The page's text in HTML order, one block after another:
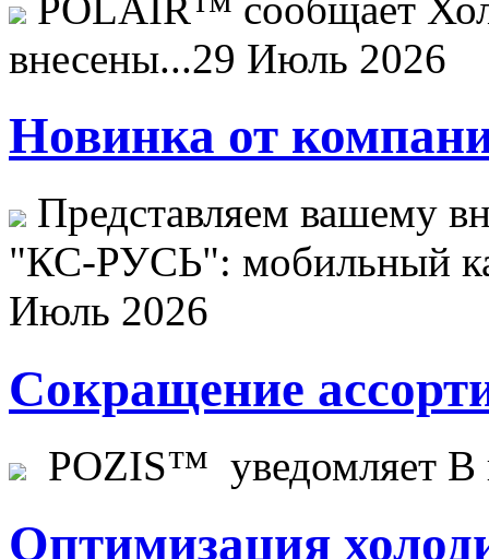
внесены...29 Июль 2026
Новинка от
Представляем вашему
"КС-РУСЬ": мобильный
Июль 2026
Сокращение
POZIS™ уведомляет В
Оптимизация